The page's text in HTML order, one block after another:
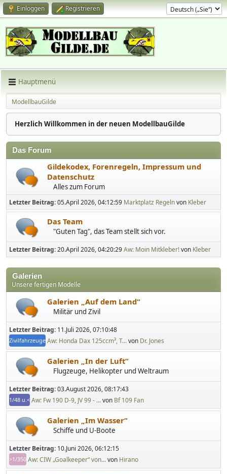
Einloggen Registrieren
Hauptmenü
ModellbauGilde
Herzlich Willkommen in der neuen ModellbauGilde
Das Forum
Gildekodex, Forenregeln, Impressum und
Datenschutz
Alles zum Forum
Letzter Beitrag:05.April 2026, 04:12:59 Marktplatz Regelnvon Kleber
Das Team
"Guten Tag", das Team stellt sich vor.
Letzter Beitrag:20.April 2026, 04:20:29Aw: Moin Mitkleber!von Kleber
Galerien
Unsere fertigen Modelle
Galerien „Auf dem Land“
Militär und Zivil
Letzter Beitrag: 11.Juli 2026, 07:10:48
Zivilfahrzeuge Aw: Honda Dax 125ccm³, T...von Dr. Jones
Galerien „In der Luft“
Flugzeuge, Helikopter und Weltraum
Letzter Beitrag:03.August 2026, 08:17:43
1/48 u.< Aw: Fw 190 D-9, JV 99 - ...von Bf 109 Fan
Galerien „Im Wasser“
Schiffe und U-Boote
Letzter Beitrag: 10.Juni 2026, 06:12:15
>1/350 Aw: CIW „Goalkeeper“ von...von Hirano